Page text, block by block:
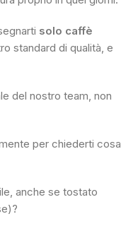
solo caffè
standard di qualità, e
del nostro team, non
per chiederti cosa
anche se tostato